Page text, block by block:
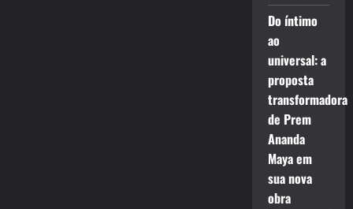
Do íntimo
ao
universal: a
proposta
transformadora
de Prem
Ananda
Maya em
sua nova
obra